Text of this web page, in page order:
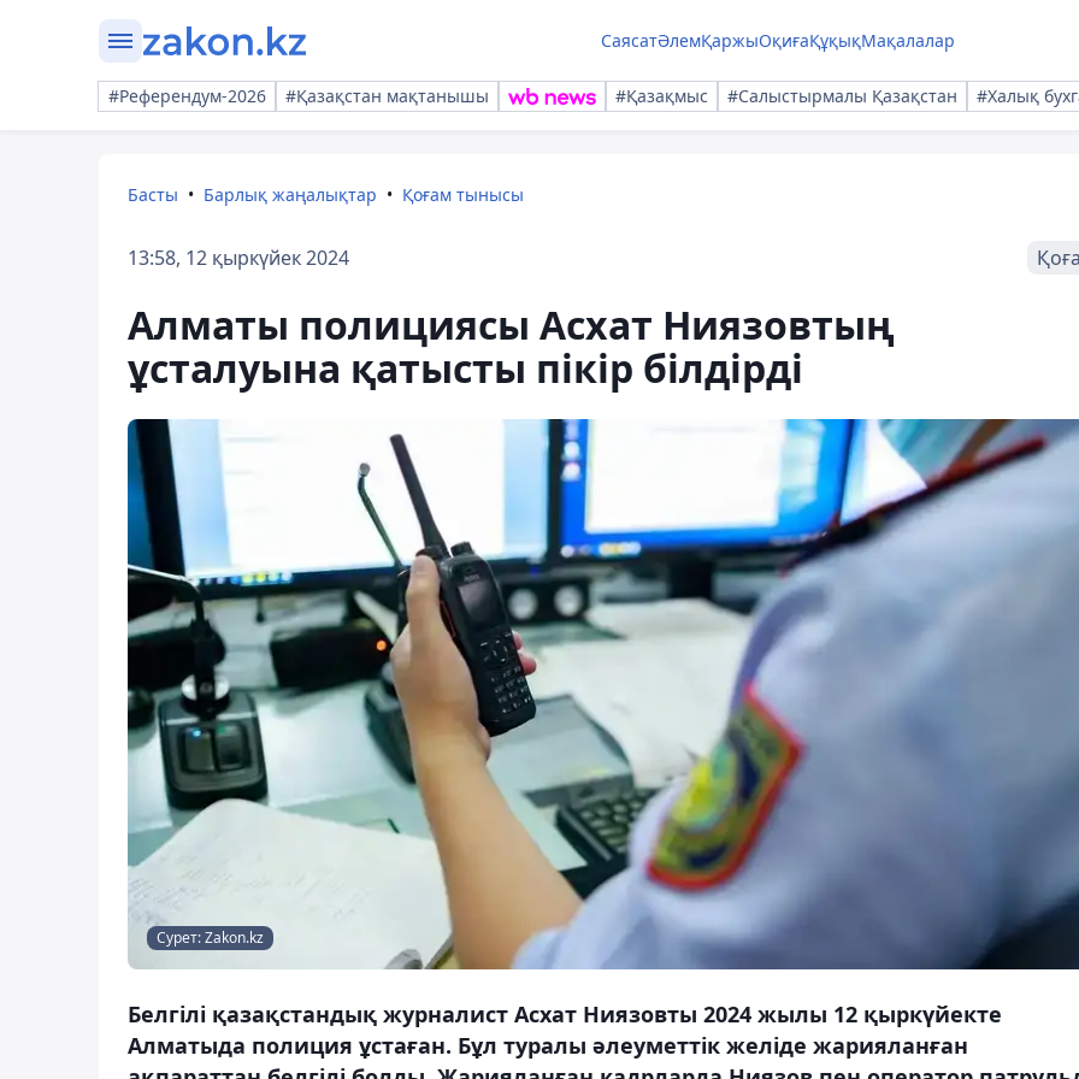
СаясатӘлемҚаржыОқиғаҚұқықМақалалар
#Референдум-2026 #Қазақстан мақтанышы #Қазақмыс #Салыстырмалы Қазақстан #Халық
Басты Барлық жаңалықтар Қоғам тынысы
13:58, 12 қыркүйек 2024
Алматы полициясы Асхат Ниязовтың
ұсталуына қатысты пікір білдірді
Сурет: Zakon.kz
Белгілі қазақстандық журналист Асхат Ниязовты 2024 жылы 12 қыркүйекте
Алматыда полиция ұстаған. Бұл туралы әлеуметтік желіде жарияланған